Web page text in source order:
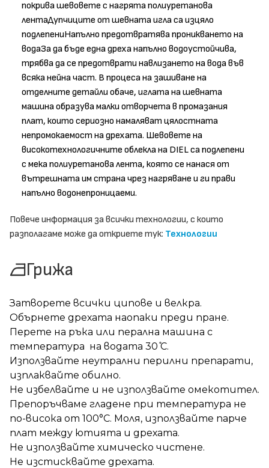
покрива шевовете с нагрята полиуретанова
лентаДупчиците от шевната игла са изцяло
подлепениНапълно предотвратява проникването на
водаЗа да бъде една дреха напълно водоустойчива,
трябва да се предотврати навлизането на вода във
всяка нейна част. В процеса на зашиване на
отделните детайли обаче, иглата на шевната
машина образува малки отворчета в промазания
плат, които сериозно намаляват цялостната
непромокаемост на дрехата. Шевовете на
високотехнологичните облекла на DIEL са подлепени
с мека полиуретанова лента, която се нанася от
вътрешната им страна чрез нагряване и ги прави
напълно водонепроницаеми.
Повече информация за всички технологии, с които
разполагаме може да откриете тук: Технологии
Грижа
Затворете всички ципове и велкра.
Обърнете дрехата наопаки преди пране.
Перете на ръка или перална машина с
температура на водата 30 ̊С.
Използвайте неутрални перилни препарати,
изплаквайте обилно.
Не избелвайте и не използвайте омекотител.
Препоръчваме гладене при температура не
по-висока от 100°C. Моля, използвайте парче
плат между ютията и дрехата.
Не използвайте химическо чистене.
Не изстисквайте дрехата.